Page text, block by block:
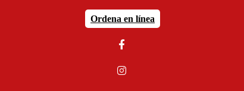
Ordena en línea